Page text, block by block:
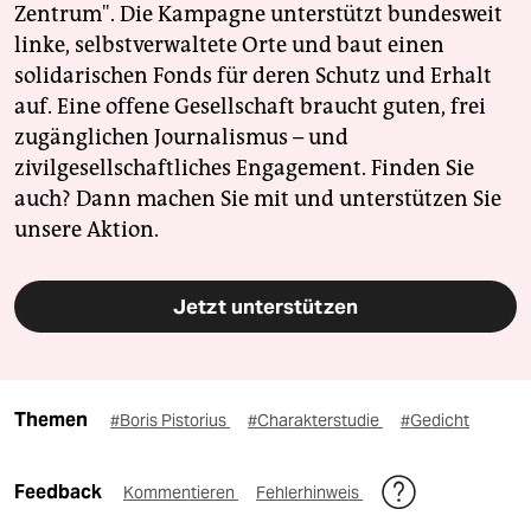
Zentrum". Die Kampagne unterstützt bundesweit
linke, selbstverwaltete Orte und baut einen
solidarischen Fonds für deren Schutz und Erhalt
auf. Eine offene Gesellschaft braucht guten, frei
zugänglichen Journalismus – und
zivilgesellschaftliches Engagement. Finden Sie
auch? Dann machen Sie mit und unterstützen Sie
unsere Aktion.
Jetzt unterstützen
Themen #Boris Pistorius #Charakterstudie #Gedicht
Feedback Kommentieren Fehlerhinweis